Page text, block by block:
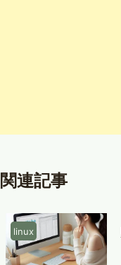
関連記事
linux